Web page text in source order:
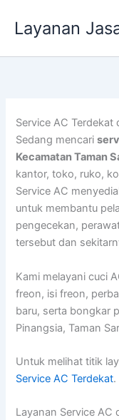
Layanan
Service AC Terdekat
Sedang mencari
Kecamatan Taman
kantor, toko, ruko,
Service AC
untuk membantu
pengecekan,
tersebut dan
Kami melayani cuci
freon, isi freon,
baru, serta bongkar
Pinangsia, Taman
Untuk melihat titik
Service AC Terdekat.
Layanan Service AC